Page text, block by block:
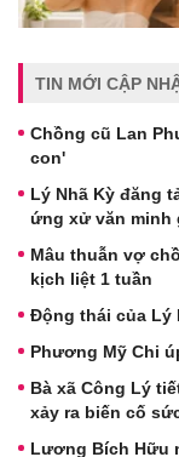
TIN MỚI CẬP
Chồng cũ Lan
con'
Lý Nhã Kỳ đăng
ứng xử văn minh
Mâu thuẫn vợ
kịch liệt 1 tuần
Động thái của Lý
Phương Mỹ Chi
Bà xã Công Lý
xảy ra biến cố
Lương Bích Hữu